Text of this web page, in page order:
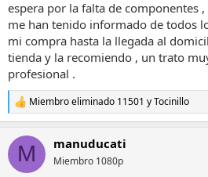
espera por la falta de componentes
me han tenido informado de todos
mi compra hasta la llegada al
tienda y la recomiendo , un trato
profesional .
R
e
c
i
Miembro eliminado 11501 yTocinillo
M manuducati
Miembro 1080p